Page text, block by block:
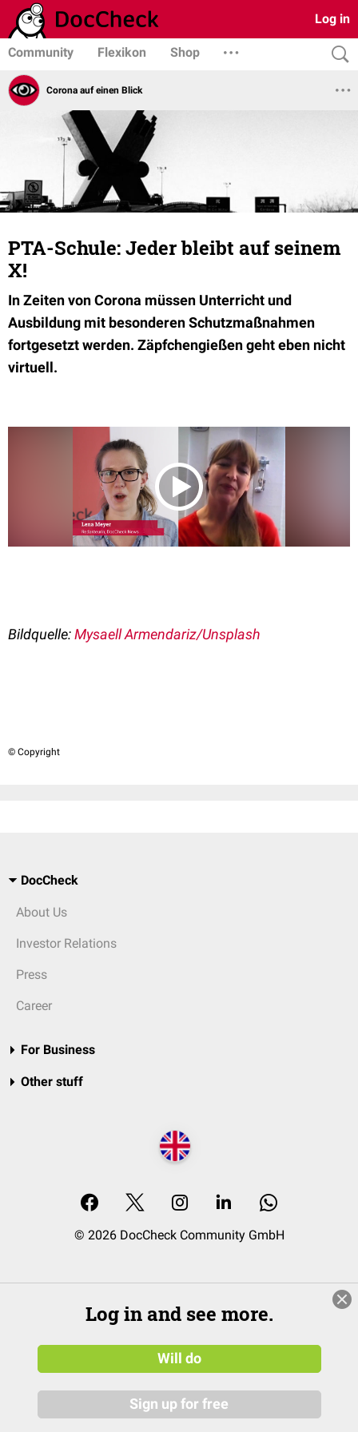
Log in
Community Flexikon Shop
Corona auf einen Blick
PTA-Schule: Jeder bleibt auf seinem
X!
In Zeiten von Corona müssen Unterricht und
Ausbildung mit besonderen Schutzmaßnahmen
fortgesetzt werden. Zäpfchengießen geht eben nicht
virtuell.
Bildquelle:Mysaell Armendariz/Unsplash
© Copyright
DocCheck
About Us
Investor Relations
Press
Career
For Business
Other stuff
© 2026 DocCheck Community GmbH
Log in and see more.
Will do
Sign up for free